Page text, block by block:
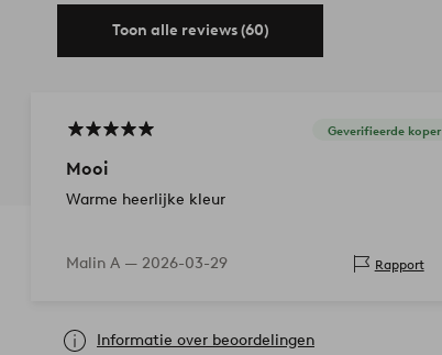
Toon alle reviews (60)
Geverifieerde koper
Mooi
Warme heerlijke kleur
Malin A — 2026-03-29 Rapport
Informatie over beoordelingen